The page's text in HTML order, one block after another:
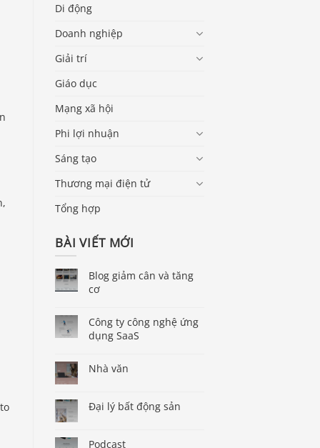
Di động
Doanh nghiệp
Giải trí
Giáo dục
Mạng xã hội
Phi lợi nhuận
Sáng tạo
Thương mại điện tử
Tổng hợp
BÀI VIẾT MỚI
Blog giảm cân và tăng
cơ
Công ty công nghệ ứng
dụng SaaS
Nhà văn
Đại lý bất động sản
Podcast